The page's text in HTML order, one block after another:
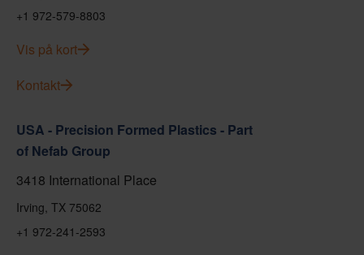
+1 972-579-8803
Vis på kort
Kontakt
USA - Precision Formed Plastics - Part
of Nefab Group
3418 International Place
Irving, TX 75062
+1 972-241-2593